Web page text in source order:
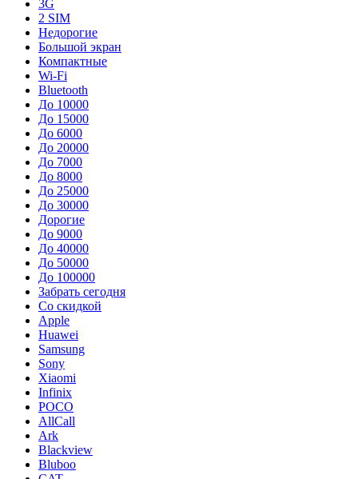
3G
2 SIM
Недорогие
Большой экран
Компактные
Wi-Fi
Bluetooth
До 10000
До 15000
До 6000
До 20000
До 7000
До 8000
До 25000
До 30000
Дорогие
До 9000
До 40000
До 50000
До 100000
Забрать сегодня
Со скидкой
Apple
Huawei
Samsung
Sony
Xiaomi
Infinix
POCO
AllCall
Ark
Blackview
Bluboo